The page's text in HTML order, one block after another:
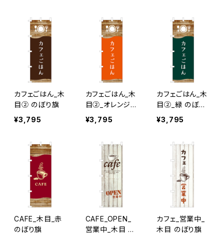
カフェごはん_木
目② のぼり旗
¥3,795
カフェごはん_木
目②_オレンジ
のぼり旗
¥3,795
カフェごはん_木
目②_緑 のぼり
旗
¥3,795
CAFE_木目_赤
のぼり旗
CAFE_OPEN_
営業中_木目 の
カフェ_営業中_
木目 のぼり旗